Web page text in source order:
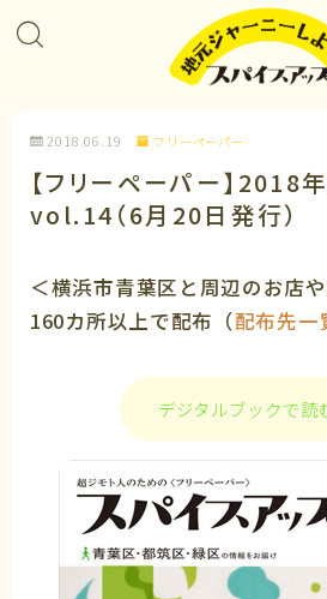
プロジェクト＆カレンダー
企業パートナー
私たちについて
2018.06.19 フリーペーパー
【フリーペーパー】2018
vol.14（6月20日発行）
＜横浜市青葉区と周辺のお店
160カ所以上で配布（配布先一
デジタルブックで読